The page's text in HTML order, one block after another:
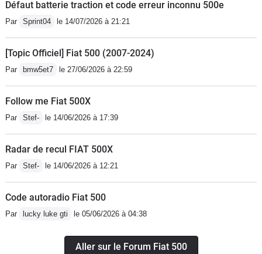
Défaut batterie traction et code erreur inconnu 500e
Par Sprint04 le 14/07/2026 à 21:21
[Topic Officiel] Fiat 500 (2007-2024)
Par bmw5et7 le 27/06/2026 à 22:59
Follow me Fiat 500X
Par Stef- le 14/06/2026 à 17:39
Radar de recul FIAT 500X
Par Stef- le 14/06/2026 à 12:21
Code autoradio Fiat 500
Par lucky luke gti le 05/06/2026 à 04:38
Aller sur le Forum Fiat 500